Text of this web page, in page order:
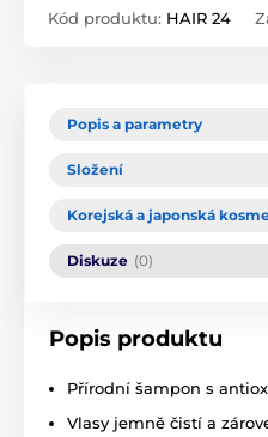
Kód produktu: HAIR 24
Popis a parametry
Složení
Korejská a japonská
Diskuze (0)
Popis produktu
Přírodní šampon s
Vlasy jemně čistí a